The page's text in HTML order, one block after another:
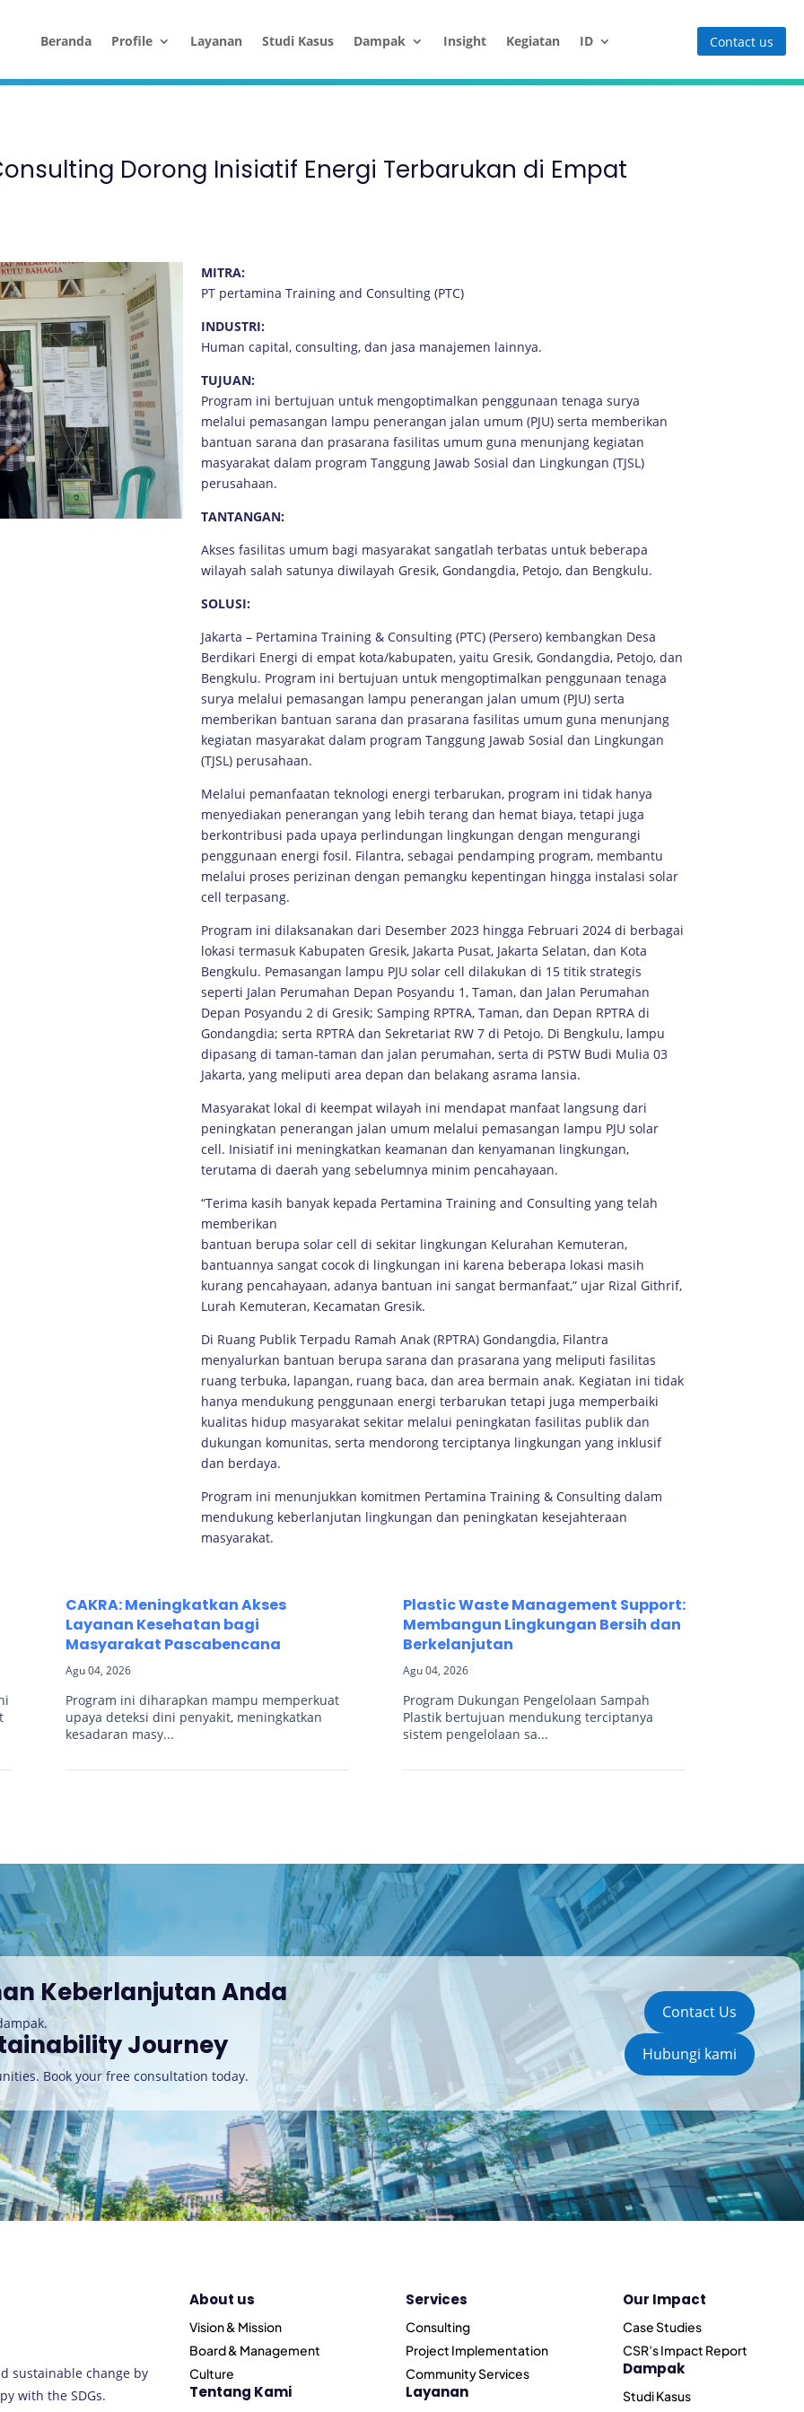
Beranda Profile Layanan Studi Kasus Dampak Insight Kegiatan ID Contact us
Dorong Inisiatif Energi Terbarukan di Empat
MITRA:
PT pertamina Training and Consulting (PTC)
INDUSTRI:
Human capital, consulting, dan jasa manajemen lainnya.
TUJUAN:
Program ini bertujuan untuk mengoptimalkan penggunaan tenaga surya
melalui pemasangan lampu penerangan jalan umum (PJU) serta memberikan
bantuan sarana dan prasarana fasilitas umum guna menunjang kegiatan
masyarakat dalam program Tanggung Jawab Sosial dan Lingkungan (TJSL)
perusahaan.
TANTANGAN:
Akses fasilitas umum bagi masyarakat sangatlah terbatas untuk beberapa
wilayah salah satunya diwilayah Gresik, Gondangdia, Petojo, dan Bengkulu.
SOLUSI:
Jakarta – Pertamina Training & Consulting (PTC) (Persero) kembangkan Desa
Berdikari Energi di empat kota/kabupaten, yaitu Gresik, Gondangdia, Petojo, dan
Bengkulu. Program ini bertujuan untuk mengoptimalkan penggunaan tenaga
surya melalui pemasangan lampu penerangan jalan umum (PJU) serta
memberikan bantuan sarana dan prasarana fasilitas umum guna menunjang
kegiatan masyarakat dalam program Tanggung Jawab Sosial dan Lingkungan
(TJSL) perusahaan.
Melalui pemanfaatan teknologi energi terbarukan, program ini tidak hanya
menyediakan penerangan yang lebih terang dan hemat biaya, tetapi juga
berkontribusi pada upaya perlindungan lingkungan dengan mengurangi
penggunaan energi fosil. Filantra, sebagai pendamping program, membantu
melalui proses perizinan dengan pemangku kepentingan hingga instalasi solar
cell terpasang.
Program ini dilaksanakan dari Desember 2023 hingga Februari 2024 di berbagai
lokasi termasuk Kabupaten Gresik, Jakarta Pusat, Jakarta Selatan, dan Kota
Bengkulu. Pemasangan lampu PJU solar cell dilakukan di 15 titik strategis
seperti Jalan Perumahan Depan Posyandu 1, Taman, dan Jalan Perumahan
Depan Posyandu 2 di Gresik; Samping RPTRA, Taman, dan Depan RPTRA di
Gondangdia; serta RPTRA dan Sekretariat RW 7 di Petojo. Di Bengkulu, lampu
dipasang di taman-taman dan jalan perumahan, serta di PSTW Budi Mulia 03
Jakarta, yang meliputi area depan dan belakang asrama lansia.
Masyarakat lokal di keempat wilayah ini mendapat manfaat langsung dari
peningkatan penerangan jalan umum melalui pemasangan lampu PJU solar
cell. Inisiatif ini meningkatkan keamanan dan kenyamanan lingkungan,
terutama di daerah yang sebelumnya minim pencahayaan.
“Terima kasih banyak kepada Pertamina Training and Consulting yang telah
memberikan
bantuan berupa solar cell di sekitar lingkungan Kelurahan Kemuteran,
bantuannya sangat cocok di lingkungan ini karena beberapa lokasi masih
kurang pencahayaan, adanya bantuan ini sangat bermanfaat,” ujar Rizal Githrif,
Lurah Kemuteran, Kecamatan Gresik.
Di Ruang Publik Terpadu Ramah Anak (RPTRA) Gondangdia, Filantra
menyalurkan bantuan berupa sarana dan prasarana yang meliputi fasilitas
ruang terbuka, lapangan, ruang baca, dan area bermain anak. Kegiatan ini tidak
hanya mendukung penggunaan energi terbarukan tetapi juga memperbaiki
kualitas hidup masyarakat sekitar melalui peningkatan fasilitas publik dan
dukungan komunitas, serta mendorong terciptanya lingkungan yang inklusif
dan berdaya.
Program ini menunjukkan komitmen Pertamina Training & Consulting dalam
mendukung keberlanjutan lingkungan dan peningkatan kesejahteraan
masyarakat.
CAKRA: Meningkatkan Akses
Layanan Kesehatan bagi
Masyarakat Pascabencana
Agu 04, 2026
Program ini diharapkan mampu memperkuat
upaya deteksi dini penyakit, meningkatkan
kesadaran masy...
Plastic Waste Management Support:
Membangun Lingkungan Bersih dan
Berkelanjutan
Agu 04, 2026
Program Dukungan Pengelolaan Sampah
Plastik bertujuan mendukung terciptanya
sistem pengelolaan sa...
Keberlanjutan Anda
Journey
Book your free consultation today.
Contact Us
Hubungi kami
sustainable change by
with the SDGs.
About us
Vision & Mission
Board & Management
Culture
Tentang Kami
Services
Consulting
Project Implementation
Community Services
Layanan
Our Impact
Case Studies
CSR’s Impact Report
Dampak
Studi Kasus